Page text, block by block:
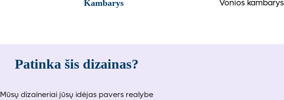
Kambarys Vonios kambarys
Patinka šis dizainas?
Mūsų dizaineriai jūsų idėjas pavers realybe